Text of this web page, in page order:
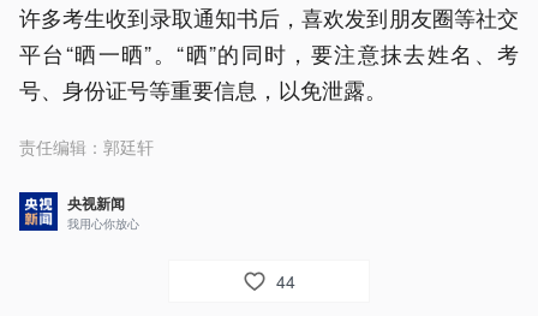
许多考生收到录取通知书后，喜欢发到朋友圈等社交
平台“晒一晒”。“晒”的同时，要注意抹去姓名、考
号、身份证号等重要信息，以免泄露。
责任编辑： 郭廷轩
央视新闻
我用心你放心
44